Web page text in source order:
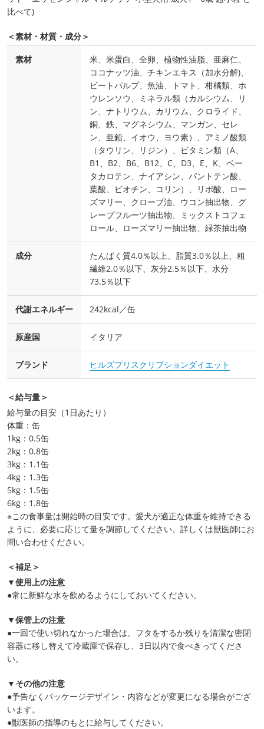
比べて)
＜素材・材質・成分＞
素材
米、米蛋白、全卵、植物性油脂、亜麻仁、
ココナッツ油、チキンエキス（加水分解)、
ビートパルプ、魚油、トマト、柑橘類、ホ
ウレンソウ、ミネラル類（カルシウム、リ
ン、ナトリウム、カリウム、クロライド、
銅、鉄、マグネシウム、マンガン、セレ
ン、亜鉛、イオウ、ヨウ素）、アミノ酸類
（タウリン、リジン）、ビタミン類（A、
B1、B2、B6、B12、C、D3、E、K、ベー
タカロテン、ナイアシン、パントテン酸、
葉酸、ビオチン、コリン）、リポ酸、ロー
ズマリー、クローブ油、ウコン抽出物、グ
レープフルーツ抽出物、ミックストコフェ
ロール、ローズマリー抽出物、緑茶抽出物
成分
たんぱく質4.0％以上、脂質3.0％以上、粗
繊維2.0％以下、灰分2.5％以下、水分
73.5％以下
代謝エネルギー 242kcal／缶
原産国 イタリア
ブランド ヒルズプリスクリプションダイエット
＜給与量＞
給与量の目安（1日あたり）
体重：缶
1kg：0.5缶
2kg：0.8缶
3kg：1.1缶
4kg：1.3缶
5kg：1.5缶
6kg：1.8缶
※この食事量は開始時の目安です。愛犬が適正な体重を維持できる
ように、必要に応じて量を調節してください。詳しくは獣医師にお
問い合わせください。
＜補足＞
▼使用上の注意
●常に新鮮な水を飲めるようにしておいてください。
▼保管上の注意
●一回で使い切れなかった場合は、フタをするか残りを清潔な密閉
容器に移し替えて冷蔵庫で保存し、3日以内で食べきってくださ
い。
▼その他の注意
●予告なくパッケージデザイン・内容などが変更になる場合がござ
います。
●獣医師の指導のもとに給与してください。